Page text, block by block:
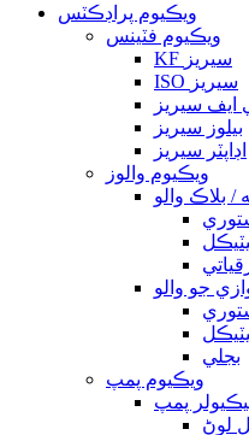
ويڪيوم پراڊڪٽس
ويڪيوم فٽينس
KF سيريز
ISO سيريز
سيريز
بيلوز سيريز
اڊاپٽر سيريز
ويڪيوم والوز
/ بلاڪ والو
جو والو
بجلي
ويڪيوم پمپ
پمپ
لوڻ